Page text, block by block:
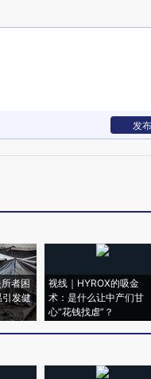
发布
者困
引发健
视线｜HYROX的吸金
术：是什么让中产们甘
心“花钱找虐”？